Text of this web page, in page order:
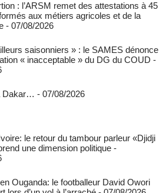
: l’ARSM remet des attestations à 45
aux métiers agricoles et de la
- 07/08/2026
saisonniers » : le SAMES dénonce
« inacceptable » du DG du COUD -
Dakar… - 07/08/2026
le retour du tambour parleur «Djidji
une dimension politique -
Ouganda: le footballeur David Owori